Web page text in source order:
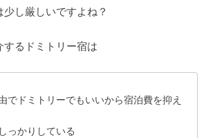
し厳しいですよね？
するドミトリー宿は
でドミトリーでもいいから宿泊費を抑え
っかりしている